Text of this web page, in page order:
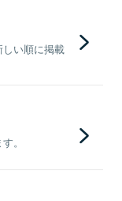
い順に掲載
。